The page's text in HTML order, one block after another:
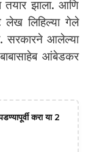
झाला. आणि
लेख लिहिल्या गेले
सरकारने आलेल्या
आंबेडकर
करा या 2